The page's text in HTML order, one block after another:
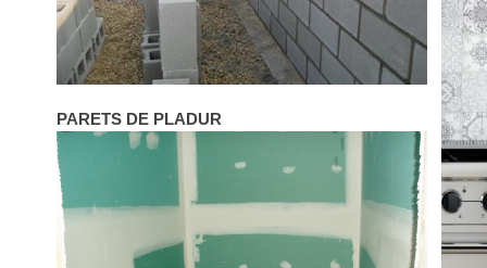
PARETS DE PLADUR